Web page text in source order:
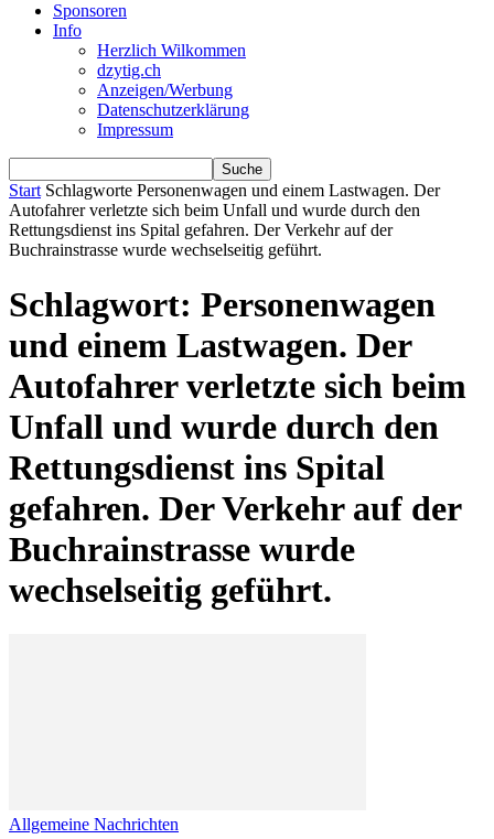
Sponsoren
Info
Herzlich Wilkommen
dzytig.ch
Anzeigen/Werbung
Datenschutzerklärung
Impressum
Start Schlagworte Personenwagen und einem Lastwagen. Der
Autofahrer verletzte sich beim Unfall und wurde durch den
Rettungsdienst ins Spital gefahren. Der Verkehr auf der
Buchrainstrasse wurde wechselseitig geführt.
Schlagwort: Personenwagen
und einem Lastwagen. Der
Autofahrer verletzte sich beim
Unfall und wurde durch den
Rettungsdienst ins Spital
gefahren. Der Verkehr auf der
Buchrainstrasse wurde
wechselseitig geführt.
Allgemeine Nachrichten